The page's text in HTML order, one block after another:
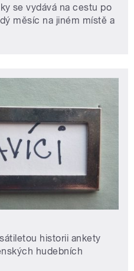
se vydává na cestu po
měsíc na jiném místě a
historii ankety
hudebních